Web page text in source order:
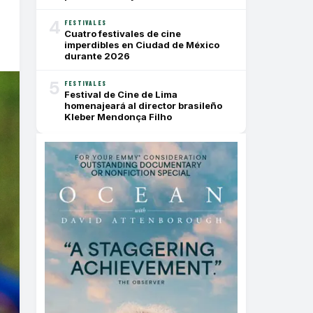
4 FESTIVALES
Cuatro festivales de cine
imperdibles en Ciudad de México
durante 2026
5 FESTIVALES
Festival de Cine de Lima
homenajeará al director brasileño
Kleber Mendonça Filho